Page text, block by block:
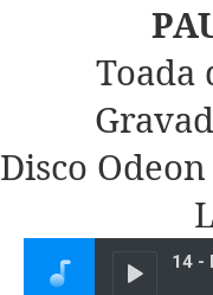
Toada
Disco